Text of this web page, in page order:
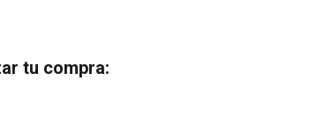
tu compra: